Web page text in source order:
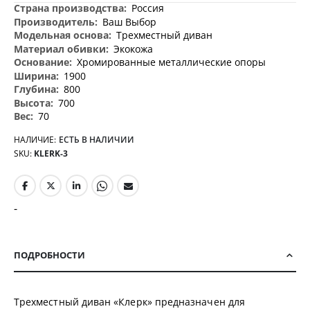
Дополнительная
информация
Россия
Ваш Выбор
Трехместный диван
Экокожа
Хромированные металлические опоры
1900
800
700
70
НАЛИЧИЕ: ЕСТЬ В НАЛИЧИИ
SKU KLERK-3
-
ПОДРОБНОСТИ
Трехместный диван «Клерк» предназначен для